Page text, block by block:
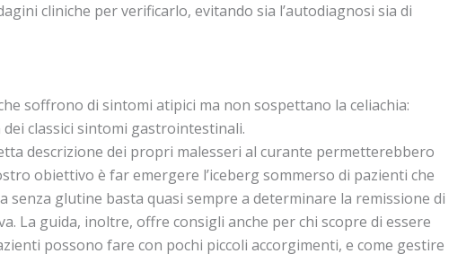
cliniche per verificarlo, evitando sia l’autodiagnosi sia di
soffrono di sintomi atipici ma non sospettano la celiachia:
classici sintomi gastrointestinali.
descrizione dei propri malesseri al curante permetterebbero
obiettivo è far emergere l’iceberg sommerso di pazienti che
glutine basta quasi sempre a determinare la remissione di
La guida, inoltre, offre consigli anche per chi scopre di essere
possono fare con pochi piccoli accorgimenti, e come gestire